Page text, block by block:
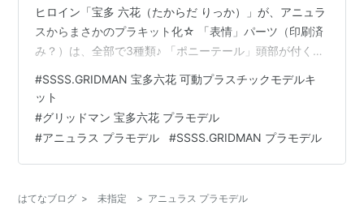
ヒロイン「宝多 六花（たからだ りっか）」が、アニュラ
スからまさかのプラキット化☆ 「表情」パーツ（印刷済
み？）は、全部で3種類♪ 「ポニーテール」頭部が付く
ケージ」は、「TRIGGER」による新規描き下ろしイラス
トを使用☆ 完成時のサイズは、 ノンスケールの全高：約
総集編 SSSS.GRIDMAN『宝多六花』可動プラスチックモ
デルキットは、アニュラスより2023年06月…
#SSSS.GRIDMAN 宝多六花 可動プラスチックモデルキ
ット
#グリッドマン 宝多六花 プラモデル
#アニュラス プラモデル #SSSS.GRIDMAN プラモデル
はてなブログ > 未指定 > アニュラス プラモデル